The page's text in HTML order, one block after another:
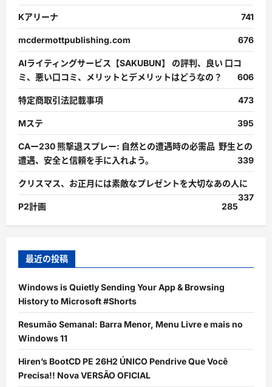
Kアリーナ 741
mcdermottpublishing.com 676
AIライティングサービス【SAKUBUN】 の評判、良い 口コ
ミ、悪い口コミ、メリットとデメリットはどうなの？
606
特定商取引法記載事項 473
Mステ 395
CAー230 熊撃退スプレー: 自然との遭遇時の必需品 野生との
遭遇、安全と信頼を手に入れよう。
339
クリスマス、お正月には素敵なプレゼントを大切なあの人に
337
P2計画
285
最近の投稿
Windows is Quietly Sending Your App & Browsing
History to Microsoft #Shorts
Resumão Semanal: Barra Menor, Menu Livre e mais no
Windows 11
Hiren’s BootCD PE 26H2 ÚNICO Pendrive Que Você
Precisa!! Nova VERSÃO OFICIAL